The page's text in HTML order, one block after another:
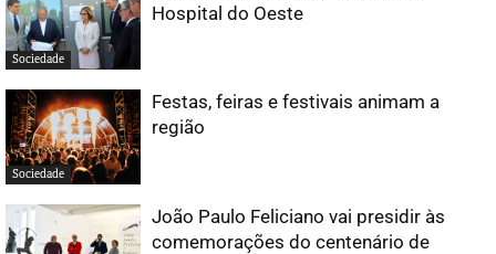
Sociedade
Hospital do Oeste
Sociedade
Festas, feiras e festivais animam a
região
João Paulo Feliciano vai presidir às
comemorações do centenário de